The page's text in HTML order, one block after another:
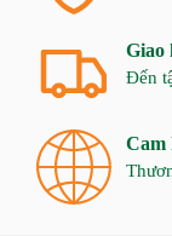
Giao
Đến
Cam